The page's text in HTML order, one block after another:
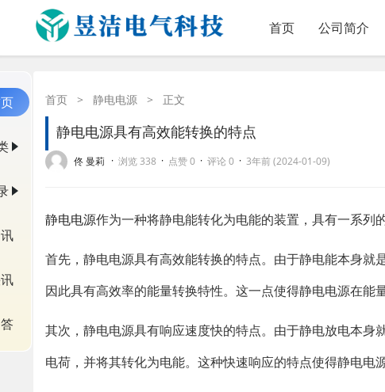
首页 公司简介
首页 > 静电电源 > 正文
静电电源具有高效能转换的特点
佟 曼莉 · 浏览 338 · 点赞 0 · 评论 0 · 3年前 (2024-01-09)
静电电源作为一种将静电能转化为电能的装置，具有一系列
首先，静电电源具有高效能转换的特点。由于静电能本身就
因此具有高效率的能量转换特性。这一点使得静电电源在能
其次，静电电源具有响应速度快的特点。由于静电放电本
电荷，并将其转化为电能。这种快速响应的特点使得静电电